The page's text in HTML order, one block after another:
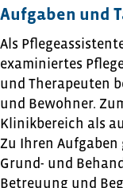
Aufgaben und
Als
examiniertes
und Therapeuten
und Bewohner.
Klinikbereich als
Zu Ihren
Grund- und
Betreuung und